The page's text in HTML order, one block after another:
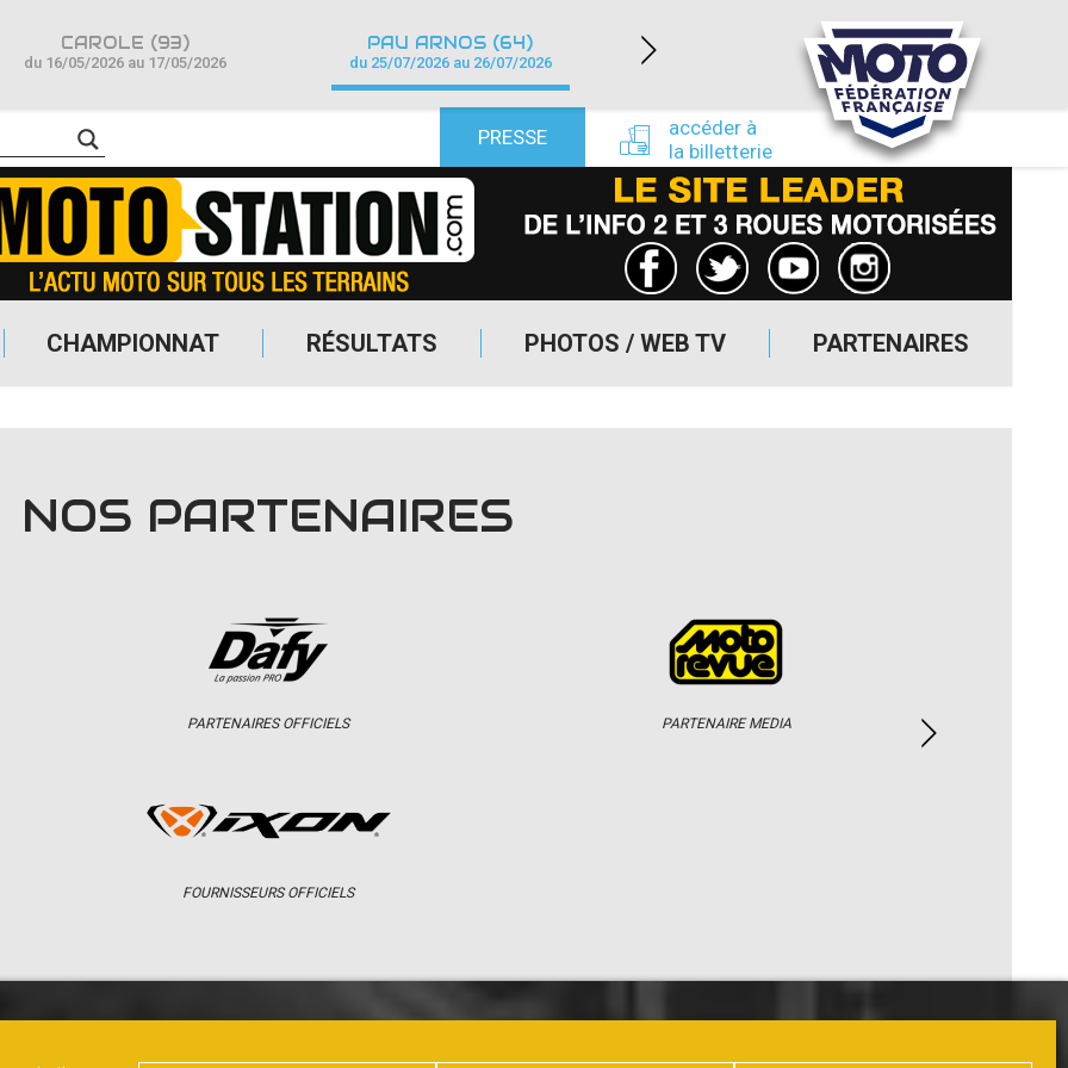
CHAMPIONNAT RÉSULTATS PHOTOS / WEB TV PARTENAIRES
PRESSE
accéder à
la billetterie
CAROLE (93)
du 16/05/2026 au 17/05/2026
PAU ARNOS (64)
du 25/07/2026 au 26/07/2026
LÉDENON (30)
du 22/08/2026 au 23/08/2026
NOS PARTENAIRES
PARTENAIRES OFFICIELS
FOURNISSEURS OFFICIELS
PARTENAIRE MEDIA
CHAMPIONNAT RÉSULTATS PHOTOS / WEB TV PARTENAIRES